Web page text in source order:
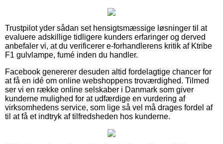
Trustpilot yder sådan set hensigtsmæssige løsninger til at
evaluere adskillige tidligere kunders erfaringer og derved
anbefaler vi, at du verificerer e-forhandlerens kritik af Ktribe
F1 gulvlampe, fumé inden du handler.
Facebook genererer desuden altid fordelagtige chancer for
at få en idé om online webshoppens troværdighed. Tilmed
ser vi en række online selskaber i Danmark som giver
kunderne mulighed for at udfærdige en vurdering af
virksomhedens service, som lige så vel må drages fordel af
til at få et indtryk af tilfredsheden hos kunderne.